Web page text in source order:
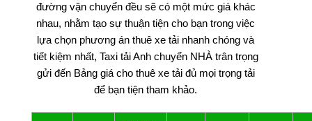
đường vận chuyển đều sẽ có một mức giá khác
nhau, nhằm tạo sự thuận tiện cho bạn trong việc
lựa chọn phương án thuê xe tải nhanh chóng và
tiết kiệm nhất, Taxi tải Anh chuyển NHÀ trân trọng
gửi đến Bảng giá cho thuê xe tải đủ mọi trọng tải
để bạn tiện tham khảo.